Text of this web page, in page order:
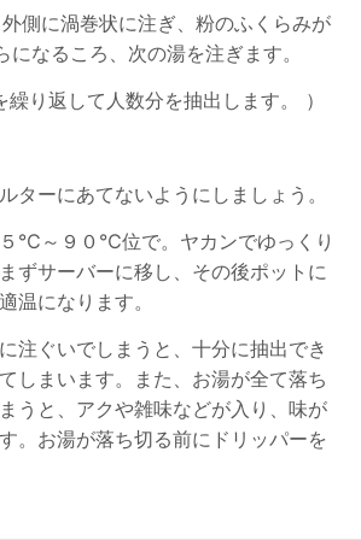
側に渦巻状に注ぎ、粉のふくらみが
になるころ、次の湯を注ぎます。
繰り返して人数分を抽出します。 ）
ターにあてないようにしましょう。
５℃～９０℃位で。ヤカンでゆっくり
ずサーバーに移し、その後ポットに
温になります。
注ぐいでしまうと、十分に抽出でき
しまいます。また、お湯が全て落ち
うと、アクや雑味などが入り、味が
。お湯が落ち切る前にドリッパーを